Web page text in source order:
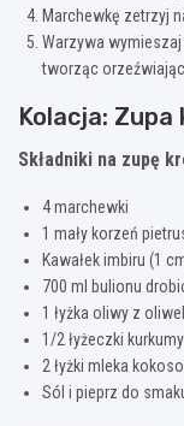
Marchewkę zetrzyj
Warzywa
tworząc
Kolacja:
Składniki na zupę
4 marchewki
1 mały korzeń
Kawałek imbiru (1
700 ml bulionu
1 łyżka oliwy z
1/2 łyżeczki kurkumy
2 łyżki mleka
Sól i pieprz do